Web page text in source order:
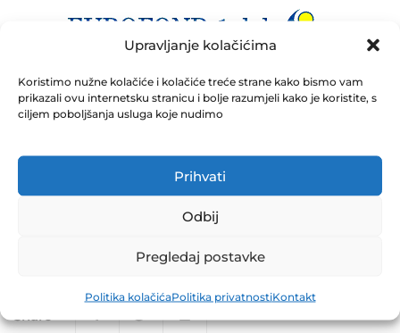
Upravljanje kolačićima
Koristimo nužne kolačiće i kolačiće treće strane kako bismo vam
prikazali ovu internetsku stranicu i bolje razumjeli kako je koristite, s
ciljem poboljšanja usluga koje nudimo
Prihvati
Odbij
Pregledaj postavke
Politika kolačićaPolitika privatnostiKontakt
Obrazac izvještaja o događaju koji bitno utiče na
nekretnine